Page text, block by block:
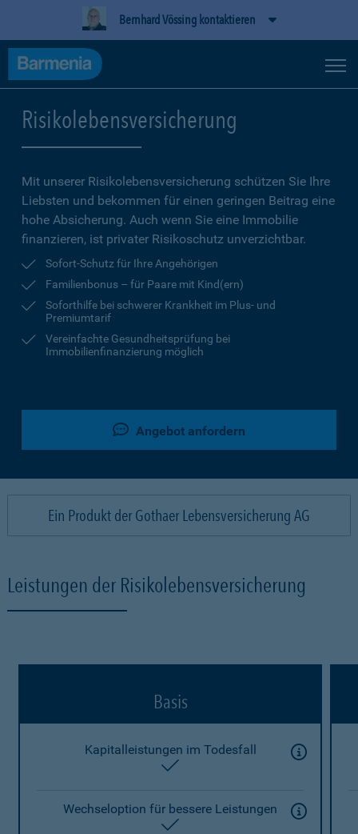
Bernhard Vössing kontaktieren
Risikolebensversicherung
Mit unserer Risikolebensversicherung schützen Sie Ihre
Liebsten und bekommen für einen geringen Beitrag eine
hohe Ab­sicherung. Auch wenn Sie eine Immobilie
finanzieren, ist privater Risikoschutz unverzichtbar.
Sofort-Schutz für Ihre Angehörigen
Familienbonus – für Paare mit Kind(ern)
Soforthilfe bei schwerer Krankheit im Plus- und
Premiumtarif
Vereinfachte Gesundheitsprüfung bei
Immobilienfinanzierung möglich
Angebot anfordern
Ein Produkt der Gothaer Lebensversicherung AG
Leistungen der Risikolebensversicherung
Basis
Kapitalleistungen im Todesfall
Wechseloption für bessere Leistungen